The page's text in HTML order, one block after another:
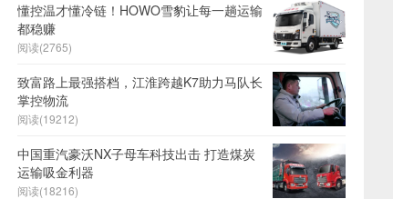
懂控温才懂冷链！HOWO雪豹让每一趟运输
都稳赚
阅读(2765)
致富路上最强搭档，江淮跨越K7助力马队长
掌控物流
阅读(19212)
中国重汽豪沃NX子母车科技出击 打造煤炭
运输吸金利器
阅读(18216)